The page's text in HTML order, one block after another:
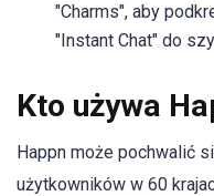
"Charms", aby
"Instant Chat" do
Kto używa
Happn może pochwalić
użytkowników w 60